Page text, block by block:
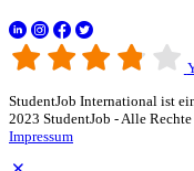
StudentJob International ist
2023 StudentJob - Alle
Impressum